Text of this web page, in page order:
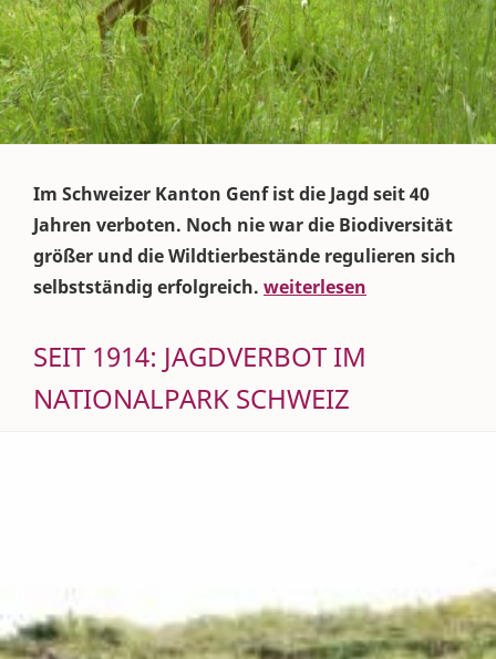
Im Schweizer Kanton Genf ist die Jagd seit 40
Jahren verboten. Noch nie war die Biodiversität
größer und die Wildtierbestände regulieren sich
selbstständig erfolgreich. weiterlesen
SEIT 1914: JAGDVERBOT IM
NATIONALPARK SCHWEIZ